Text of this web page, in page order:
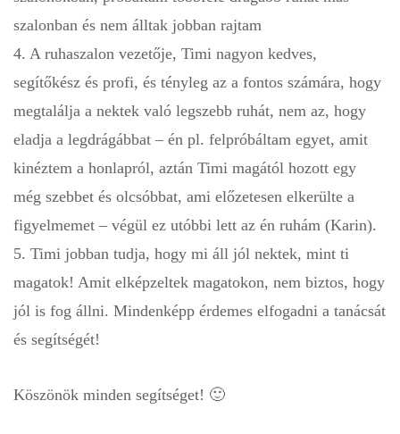
szalonban és nem álltak jobban rajtam
4. A ruhaszalon vezetője, Timi nagyon kedves,
segítőkész és profi, és tényleg az a fontos számára, hogy
megtalálja a nektek való legszebb ruhát, nem az, hogy
eladja a legdrágábbat – én pl. felpróbáltam egyet, amit
kinéztem a honlapról, aztán Timi magától hozott egy
még szebbet és olcsóbbat, ami előzetesen elkerülte a
figyelmemet – végül ez utóbbi lett az én ruhám (Karin).
5. Timi jobban tudja, hogy mi áll jól nektek, mint ti
magatok! Amit elképzeltek magatokon, nem biztos, hogy
jól is fog állni. Mindenképp érdemes elfogadni a tanácsát
és segítségét!
Köszönök minden segítséget! 🙂